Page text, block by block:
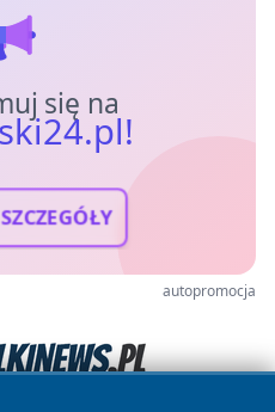
się na
autopromocja